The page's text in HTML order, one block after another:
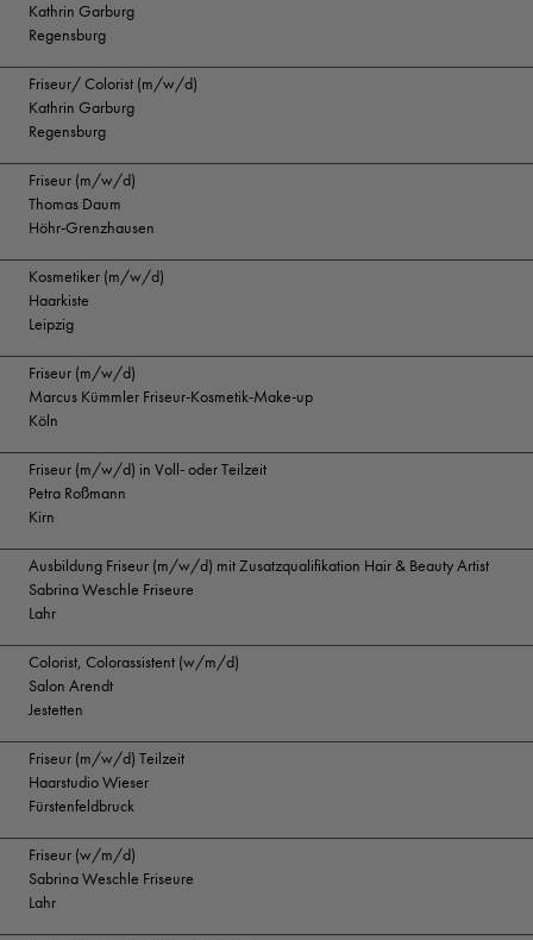
Kathrin Garburg
Regensburg
Friseur/ Colorist (m/w/d)
Kathrin Garburg
Regensburg
Friseur (m/w/d)
Thomas Daum
Höhr-Grenzhausen
Kosmetiker (m/w/d)
Haarkiste
Leipzig
Friseur (m/w/d)
Marcus Kümmler Friseur-Kosmetik-Make-up
Köln
Friseur (m/w/d) in Voll- oder Teilzeit
Petra Roßmann
Kirn
Ausbildung Friseur (m/w/d) mit Zusatzqualifikation Hair & Beauty Artist
Sabrina Weschle Friseure
Lahr
Colorist, Colorassistent (w/m/d)
Salon Arendt
Jestetten
Friseur (m/w/d) Teilzeit
Haarstudio Wieser
Fürstenfeldbruck
Friseur (w/m/d)
Sabrina Weschle Friseure
Lahr